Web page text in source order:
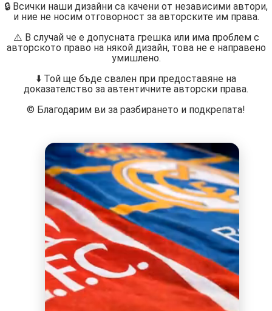
🔒 Всички наши дизайни са качени от независими автори,
и ние не носим отговорност за авторските им права.
⚠️ В случай че е допусната грешка или има проблем с
авторското право на някой дизайн, това не е направено
умишлено.
⬇️ Той ще бъде свален при предоставяне на
доказателство за автентичните авторски права.
©️ Благодарим ви за разбирането и подкрепата!